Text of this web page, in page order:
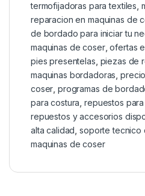
termofijadoras para textiles
reparacion en maquinas de
de bordado para iniciar tu
maquinas de coser,ofertas
pies presentelas piezas de
maquinas bordadoras ,
coser ,programas de
para costura ,repuestos
repuestos y accesorios
alta calidad ,soporte tecnico
maquinas de coser